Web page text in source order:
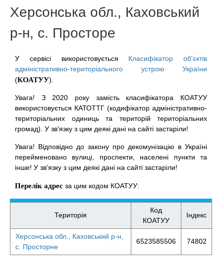
Херсонська обл., Каховський
р-н, с. Просторе
У сервісі використовується Класифікатор об'єктів
адміністративно-територіального устрою України
(КОАТУУ).
Увага! З 2020 року замість класифікатора КОАТУУ
використовується КАТОТТГ (кодифікатор адміністративно-
територіальних одиниць та територій територіальних
громад). У зв'язку з цим деякі дані на сайті застаріли!
Увага! Відповідно до закону про декомунізацію в Україні
перейменовано вулиці, проспекти, населені пункти та
інше! У зв'язку з цим деякі дані на сайті застаріли!
Перелік адрес за цим кодом КОАТУУ:
Територія
Код
КОАТУУ
Індекс
Херсонська обл., Каховський р-н,
с. Просторне
6523585506 74802